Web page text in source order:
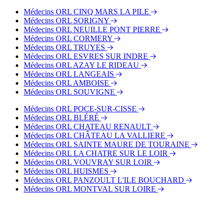
Médecins ORL CINQ MARS LA PILE
Médecins ORL SORIGNY
Médecins ORL NEUILLE PONT PIERRE
Médecins ORL CORMERY
Médecins ORL TRUYES
Médecins ORL ESVRES SUR INDRE
Médecins ORL AZAY LE RIDEAU
Médecins ORL LANGEAIS
Médecins ORL AMBOISE
Médecins ORL SOUVIGNE
Médecins ORL POCE-SUR-CISSE
Médecins ORL BLÉRÉ
Médecins ORL CHATEAU RENAULT
Médecins ORL CHÂTEAU LA VALLIERE
Médecins ORL SAINTE MAURE DE TOURAINE
Médecins ORL LA CHATRE SUR LE LOIR
Médecins ORL VOUVRAY SUR LOIR
Médecins ORL HUISMES
Médecins ORL PANZOULT L'ILE BOUCHARD
Médecins ORL MONTVAL SUR LOIRE